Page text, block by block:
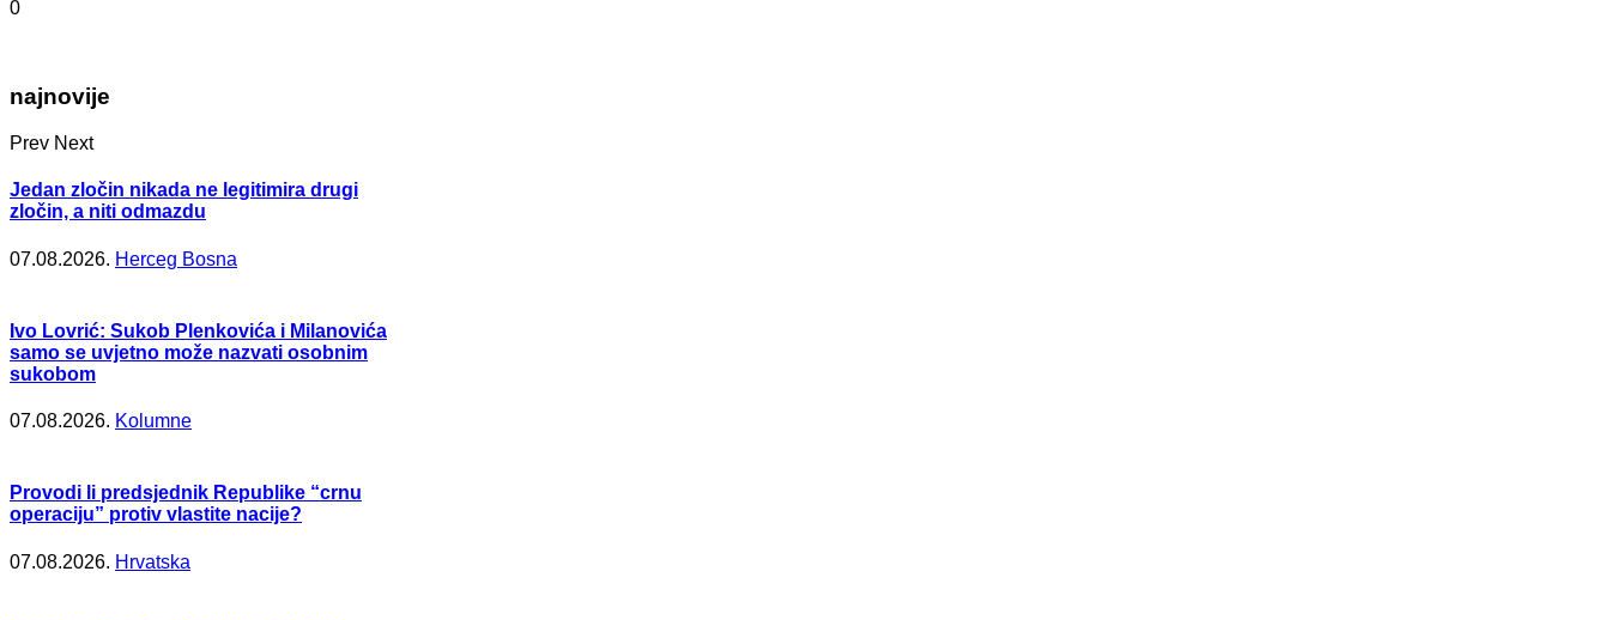
0
najnovije
Prev Next
Jedan zločin nikada ne legitimira drugi
zločin, a niti odmazdu
07.08.2026. Herceg Bosna
Ivo Lovrić: Sukob Plenkovića i Milanovića
samo se uvjetno može nazvati osobnim
sukobom
07.08.2026. Kolumne
Provodi li predsjednik Republike “crnu
operaciju” protiv vlastite nacije?
07.08.2026. Hrvatska